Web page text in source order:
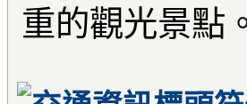
重的觀光景點。